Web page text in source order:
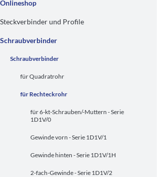
Onlineshop
Steckverbinder und Profile
Schraubverbinder
Schraubverbinder
für Quadratrohr
für Rechteckrohr
für 6-kt-Schrauben/-Muttern - Serie
1D1V/0
Gewinde vorn - Serie 1D1V/1
Gewinde hinten - Serie 1D1V/1H
2-fach-Gewinde - Serie 1D1V/2